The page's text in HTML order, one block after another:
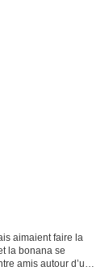
aimaient faire la
la bonana se
amis autour d’un